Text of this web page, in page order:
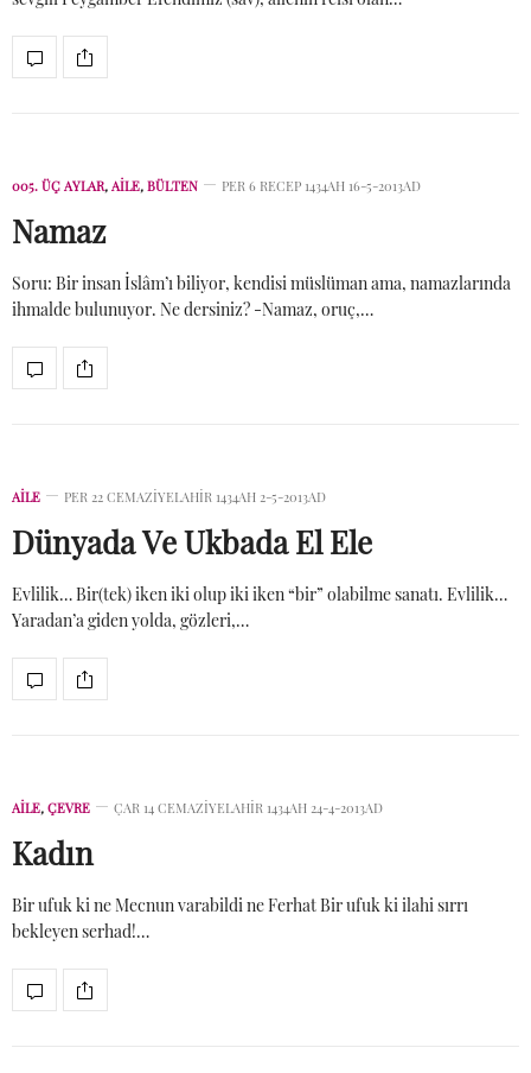
005. ÜÇ AYLAR, AİLE, BÜLTEN PER 6 RECEP 1434AH 16-5-2013AD
Namaz
Soru: Bir insan İslâm’ı biliyor, kendisi müslüman ama, namazlarında
ihmalde bulunuyor. Ne dersiniz? -Namaz, oruç,…
AİLE PER 22 CEMAZIYELAHIR 1434AH 2-5-2013AD
Dünyada Ve Ukbada El Ele
Evlilik… Bir(tek) iken iki olup iki iken “bir” olabilme sanatı. Evlilik…
Yaradan’a giden yolda, gözleri,…
AİLE, ÇEVRE ÇAR 14 CEMAZIYELAHIR 1434AH 24-4-2013AD
Kadın
Bir ufuk ki ne Mecnun varabildi ne Ferhat Bir ufuk ki ilahi sırrı
bekleyen serhad!…